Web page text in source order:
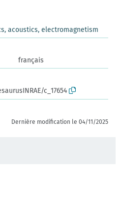
acoustics, electromagnetism
français
c_17654
Dernière modification le 04/11/2025